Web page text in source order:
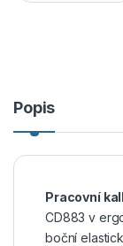
Popis
Pracovní
CD883 v
boční